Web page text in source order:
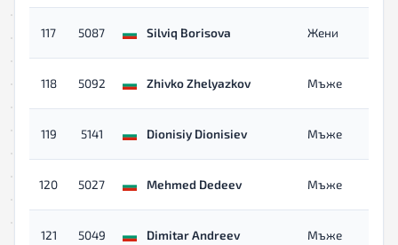
117 5087 Silviq Borisova Жени
118 5092 Zhivko Zhelyazkov Мъже
119 5141 Dionisiy Dionisiev Мъже
120 5027 Mehmed Dedeev Мъже
121 5049 Dimitar Andreev Мъже